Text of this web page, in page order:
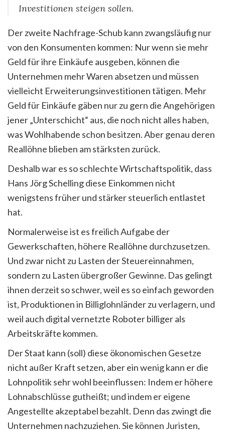
Investitionen steigen sollen.
Der zweite Nachfrage-Schub kann zwangsläufig nur
von den Konsumenten kommen: Nur wenn sie mehr
Geld für ihre Einkäufe ausgeben, können die
Unternehmen mehr Waren absetzen und müssen
vielleicht Erweiterungsinvestitionen tätigen. Mehr
Geld für Einkäufe gäben nur zu gern die Angehörigen
jener „Unterschicht“ aus, die noch nicht alles haben,
was Wohlhabende schon besitzen. Aber genau deren
Reallöhne blieben am stärksten zurück.
Deshalb war es so schlechte Wirtschaftspolitik, dass
Hans Jörg Schelling diese Einkommen nicht
wenigstens früher und stärker steuerlich entlastet
hat.
Normalerweise ist es freilich Aufgabe der
Gewerkschaften, höhere Reallöhne durchzusetzen.
Und zwar nicht zu Lasten der Steuereinnahmen,
sondern zu Lasten übergroßer Gewinne. Das gelingt
ihnen derzeit so schwer, weil es so einfach geworden
ist, Produktionen in Billiglohnländer zu verlagern, und
weil auch digital vernetzte Roboter billiger als
Arbeitskräfte kommen.
Der Staat kann (soll) diese ökonomischen Gesetze
nicht außer Kraft setzen, aber ein wenig kann er die
Lohnpolitik sehr wohl beeinflussen: Indem er höhere
Lohnabschlüsse gutheißt; und indem er eigene
Angestellte akzeptabel bezahlt. Denn das zwingt die
Unternehmen nachzuziehen. Sie können Juristen,